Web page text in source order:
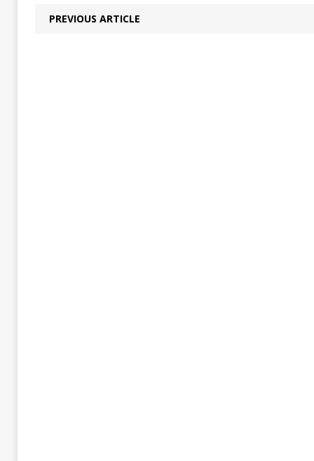
PREVIOUS ARTICLE